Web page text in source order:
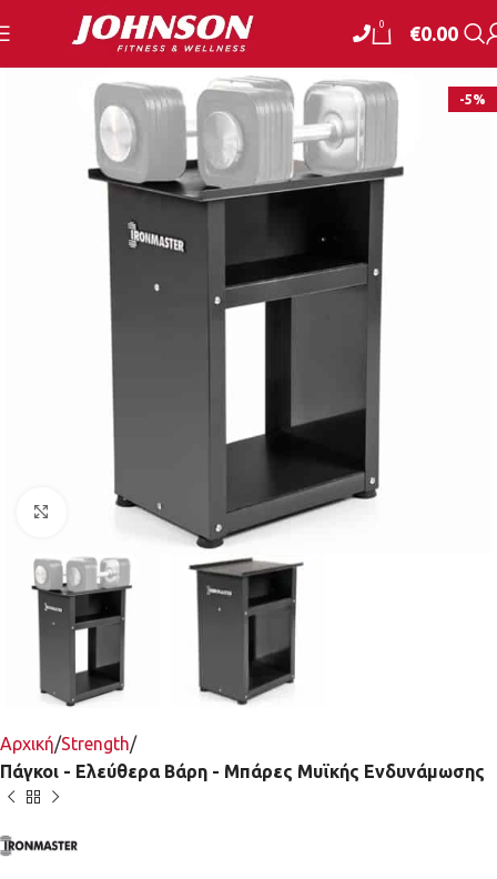
0 €0.00
-5%
Κλικ για μεγέθυνση
Αρχική Strength
Πάγκοι - Ελεύθερα Βάρη - Μπάρες Μυϊκής Ενδυνάμωσης